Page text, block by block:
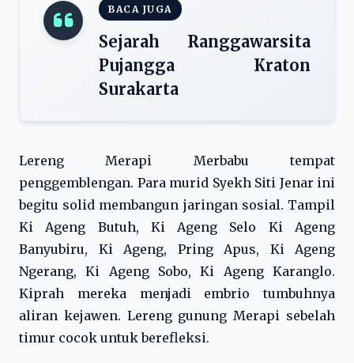
BACA JUGA
Sejarah Ranggawarsita
Pujangga Kraton
Surakarta
Lereng Merapi Merbabu tempat
penggemblengan. Para murid Syekh Siti Jenar ini
begitu solid membangun jaringan sosial. Tampil
Ki Ageng Butuh, Ki Ageng Selo Ki Ageng
Banyubiru, Ki Ageng, Pring Apus, Ki Ageng
Ngerang, Ki Ageng Sobo, Ki Ageng Karanglo.
Kiprah mereka menjadi embrio tumbuhnya
aliran kejawen. Lereng gunung Merapi sebelah
timur cocok untuk berefleksi.